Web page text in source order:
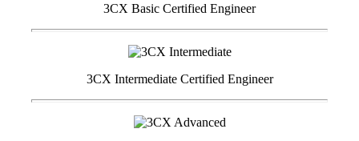
3CX Basic Certified Engineer
3CX Intermediate Certified Engineer